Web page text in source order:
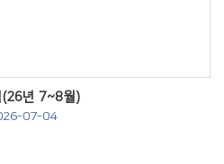
(26년 7~8월)
07-04